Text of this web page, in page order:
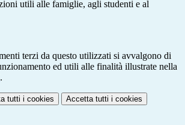
utili alle famiglie, agli studenti e al
terzi da questo utilizzati si avvalgono di
ed utili alle finalità illustrate nella
.
tutti i cookies Accetta tutti i cookies